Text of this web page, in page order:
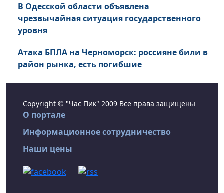
В Одесской области объявлена
чрезвычайная ситуация государственного
уровня
Атака БПЛА на Черноморск: россияне били в
район рынка, есть погибшие
Copyright © "Час Пик" 2009 Все права защищены
О портале
Информационное сотрудничество
Наши цены